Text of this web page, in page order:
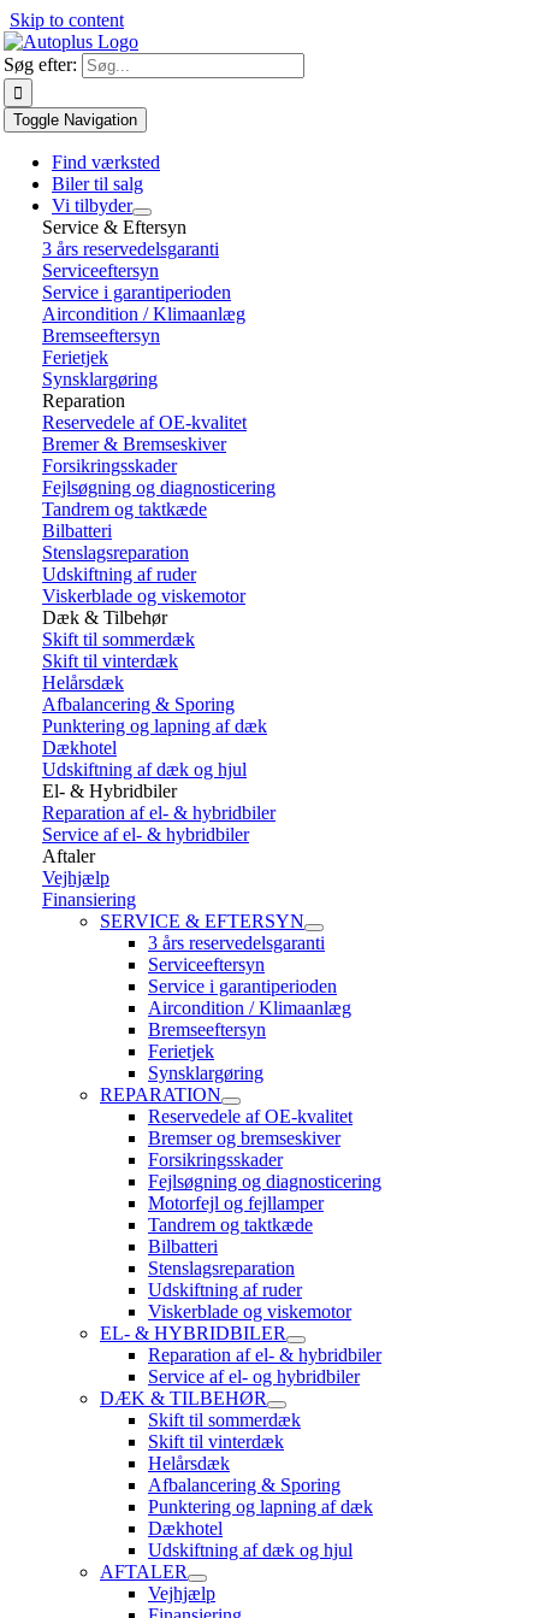
Skip to content
Søg efter:
Toggle Navigation
Find værksted
Biler til salg
Vi tilbyder
Service & Eftersyn
3 års reservedelsgaranti
Serviceeftersyn
Service i garantiperioden
Aircondition / Klimaanlæg
Bremseeftersyn
Ferietjek
Synsklargøring
Reparation
Reservedele af OE-kvalitet
Bremer & Bremseskiver
Forsikringsskader
Fejlsøgning og diagnosticering
Tandrem og taktkæde
Bilbatteri
Stenslagsreparation
Udskiftning af ruder
Viskerblade og viskemotor
Dæk & Tilbehør
Skift til sommerdæk
Skift til vinterdæk
Helårsdæk
Afbalancering & Sporing
Punktering og lapning af dæk
Dækhotel
Udskiftning af dæk og hjul
El- & Hybridbiler
Reparation af el- & hybridbiler
Service af el- & hybridbiler
Aftaler
Vejhjælp
Finansiering
SERVICE & EFTERSYN
3 års reservedelsgaranti
Serviceeftersyn
Service i garantiperioden
Aircondition / Klimaanlæg
Bremseeftersyn
Ferietjek
Synsklargøring
REPARATION
Reservedele af OE-kvalitet
Bremser og bremseskiver
Forsikringsskader
Fejlsøgning og diagnosticering
Motorfejl og fejllamper
Tandrem og taktkæde
Bilbatteri
Stenslagsreparation
Udskiftning af ruder
Viskerblade og viskemotor
EL- & HYBRIDBILER
Reparation af el- & hybridbiler
Service af el- og hybridbiler
DÆK & TILBEHØR
Skift til sommerdæk
Skift til vinterdæk
Helårsdæk
Afbalancering & Sporing
Punktering og lapning af dæk
Dækhotel
Udskiftning af dæk og hjul
AFTALER
Vejhjælp